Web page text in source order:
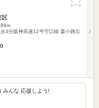
りに追加
区
3分阪神高速12号守口線 森小路出
みんな 応援しよう!